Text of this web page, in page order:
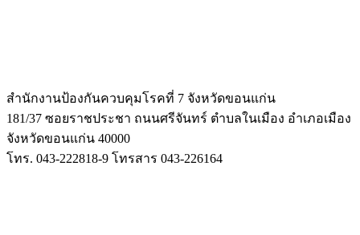
สำนักงานป้องกันควบคุมโรคที่ 7 จังหวัดขอนแก่น
181/37 ซอยราชประชา ถนนศรีจันทร์ ตำบลในเมือง อำเภอเมือง
จังหวัดขอนแก่น 40000
โทร. 043-222818-9 โทรสาร 043-226164